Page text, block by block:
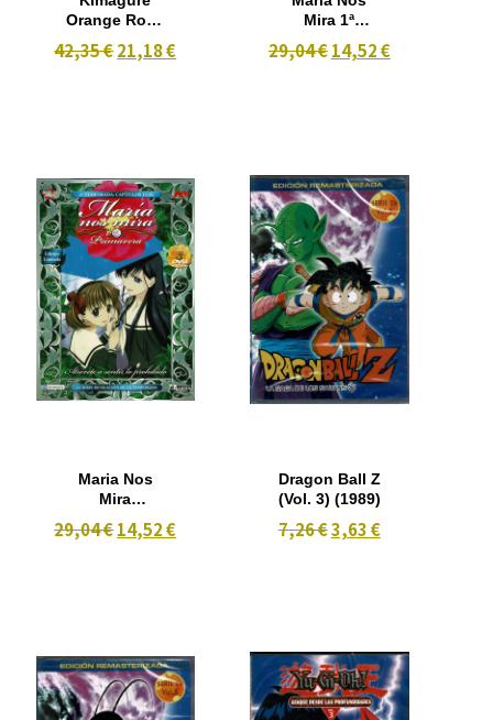
Orange Road
Version
42,35 €21,18 €
Mira 1ª
Capitulo
29,04 € 14,52 €
Maria Nos
Mira
temporada
29,04 €14,52 €
Dragon Ball Z
(Vol. 3) (1989)
7,26 €3,63 €